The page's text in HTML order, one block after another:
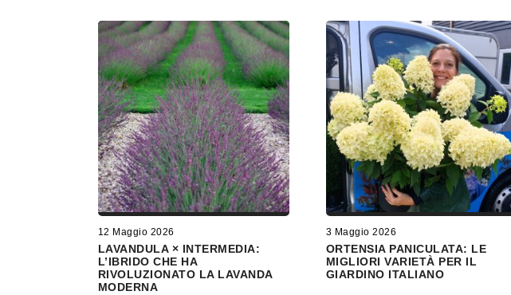
12 Maggio 2026
LAVANDULA × INTERMEDIA:
L’IBRIDO CHE HA
RIVOLUZIONATO LA LAVANDA
MODERNA
3 Maggio 2026
ORTENSIA PANICULATA: LE
MIGLIORI VARIETÀ PER IL
GIARDINO ITALIANO